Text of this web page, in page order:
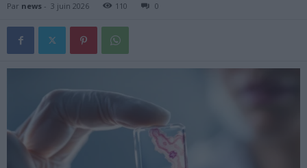
Par news - 3 juin 2026 110 0